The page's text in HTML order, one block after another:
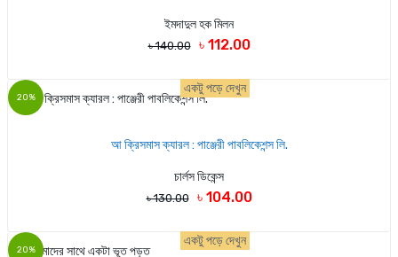
ইমদাদুল হক মিলন
৳ 140.00 ৳ 112.00
20%
একটু পড়ে দেখুন
আ ক্রিসমাস ক্যারল : পাঞ্জেরী পাবলিকেশন্স লি.
চার্লস ডিকেন্স
৳ 130.00 ৳ 104.00
20%
একটু পড়ে দেখুন